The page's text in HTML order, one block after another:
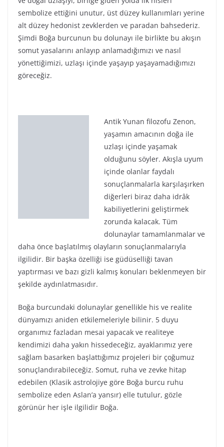
sembolize ettiğini unutur, üst düzey kullanımları yerine
alt düzey hedonist zevklerden ve paradan bahsederiz.
Şimdi Boğa burcunun bu dolunayı ile birlikte bu akışın
somut yasalarını anlayıp anlamadığımızı ve nasıl
yönettiğimizi, uzlaşı içinde yaşayıp yaşayamadığımızı
göreceğiz.
Antik Yunan filozofu Zenon,
yaşamın amacının doğa ile uzlaşı içinde yaşamak
olduğunu söyler. Akışla uyum içinde olanlar faydalı
sonuçlanmalarla karşılaşırken diğerleri biraz daha idrâk
kabiliyetlerini geliştirmek zorunda kalacak. Tüm
dolunaylar tamamlanmalar ve daha önce başlatılmış
olayların sonuçlanmalarıyla ilgilidir. Bir başka özelliği
ise güdüselliği tavan yaptırması ve bazı gizli kalmış
konuları beklenmeyen bir şekilde aydınlatmasıdır.
Boğa burcundaki dolunaylar genellikle his ve realite
dünyamızı aniden etkilemeleriyle bilinir. 5 duyu
organımız fazladan mesai yapacak ve realiteye
kendimizi daha yakın hissedeceğiz, ayaklarımız yere
sonuçlandırabileceğiz. Somut, ruha ve zevke hitap
edebilen (Klasik astrolojiye göre Boğa burcu ruhu
sembolize eden Aslan’a yansır) elle tutulur, gözle
görünür her işle ilgilidir Boğa.